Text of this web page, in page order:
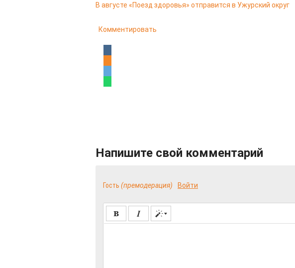
В августе «Поезд здоровья» отправится в Ужурский округ
Комментировать
Напишите свой комментарий
Гость (премодерация) Войти